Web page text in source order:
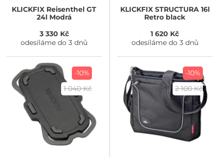
KLICKFIX Reisenthel GT
24l Modrá
3 330 Kč
odesíláme do 3 dnů
KLICKFIXSTRUCTURA 16l
Retro black
1 620 Kč
odesíláme do 3 dnů
-10%
1 040 Kč
-10%
2 100 Kč